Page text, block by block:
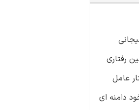
رفتاری
عامل
دامنه ای